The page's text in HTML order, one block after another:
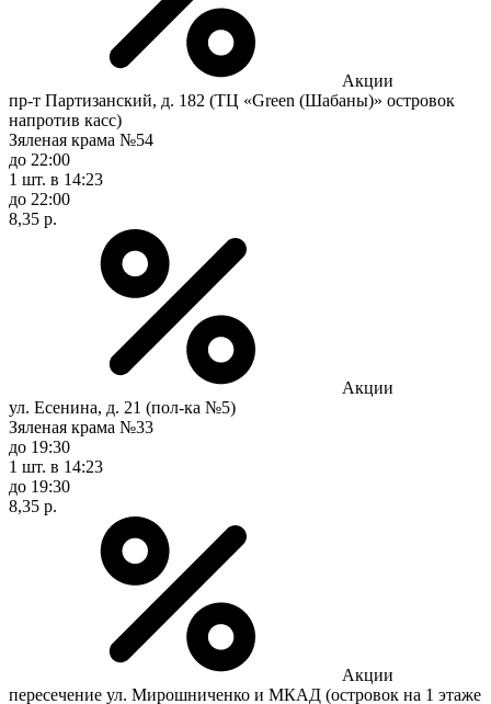
Акции
пр-т Партизанский, д. 182 (ТЦ «Green (Шабаны)» островок
напротив касс)
Зяленая крама №54
до 22:00
1 шт. в 14:23
до 22:00
8,35 р.
Акции
ул. Есенина, д. 21 (пол-ка №5)
Зяленая крама №33
до 19:30
1 шт. в 14:23
до 19:30
8,35 р.
Акции
пересечение ул. Мирошниченко и МКАД (островок на 1 этаже